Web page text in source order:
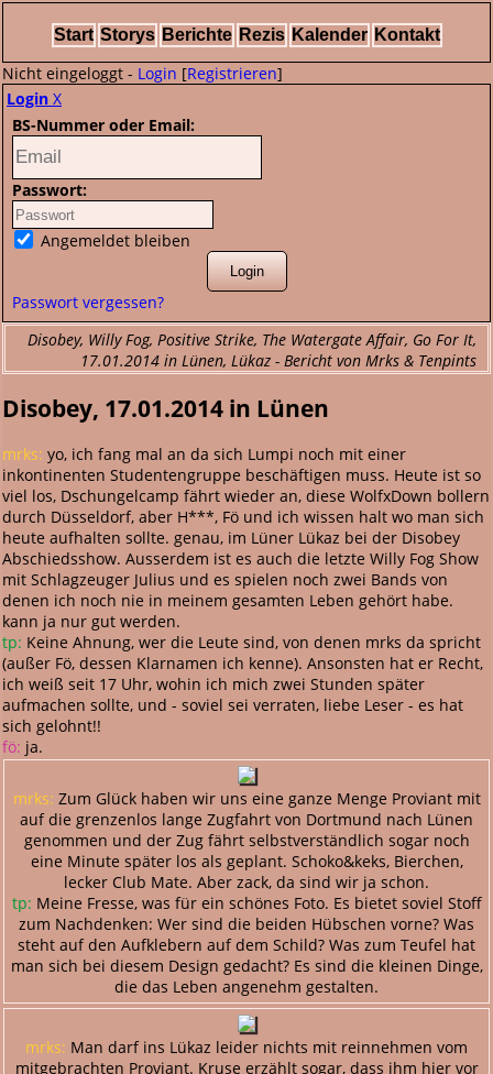
Start Storys Berichte Rezis Kalender Kontakt
Nicht eingeloggt - Login [Registrieren]
Login X
BS-Nummer oder Email:
Passwort:
Angemeldet bleiben
Passwort vergessen?
Disobey, Willy Fog, Positive Strike, The Watergate Affair, Go For It,
17.01.2014 in Lünen, Lükaz - Bericht von Mrks & Tenpints
Disobey, 17.01.2014 in Lünen
mrks: yo, ich fang mal an da sich Lumpi noch mit einer
inkontinenten Studentengruppe beschäftigen muss. Heute ist so
viel los, Dschungelcamp fährt wieder an, diese WolfxDown bollern
durch Düsseldorf, aber H***, Fö und ich wissen halt wo man sich
heute aufhalten sollte. genau, im Lüner Lükaz bei der Disobey
Abschiedsshow. Ausserdem ist es auch die letzte Willy Fog Show
mit Schlagzeuger Julius und es spielen noch zwei Bands von
denen ich noch nie in meinem gesamten Leben gehört habe.
kann ja nur gut werden.
tp: Keine Ahnung, wer die Leute sind, von denen mrks da spricht
(außer Fö, dessen Klarnamen ich kenne). Ansonsten hat er Recht,
ich weiß seit 17 Uhr, wohin ich mich zwei Stunden später
aufmachen sollte, und - soviel sei verraten, liebe Leser - es hat
sich gelohnt!!
fö: ja.
mrks: Zum Glück haben wir uns eine ganze Menge Proviant mit
auf die grenzenlos lange Zugfahrt von Dortmund nach Lünen
genommen und der Zug fährt selbstverständlich sogar noch
eine Minute später los als geplant. Schoko&keks, Bierchen,
lecker Club Mate. Aber zack, da sind wir ja schon.
tp: Meine Fresse, was für ein schönes Foto. Es bietet soviel Stoff
zum Nachdenken: Wer sind die beiden Hübschen vorne? Was
steht auf den Aufklebern auf dem Schild? Was zum Teufel hat
man sich bei diesem Design gedacht? Es sind die kleinen Dinge,
die das Leben angenehm gestalten.
mrks: Man darf ins Lükaz leider nichts mit reinnehmen vom
mitgebrachten Proviant. Kruse erzählt sogar, dass ihm hier vor